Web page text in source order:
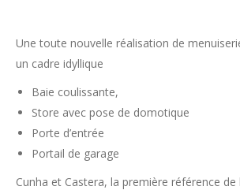
Une toute nouvelle réalisation de
un cadre idyllique
Baie coulissante,
Store avec pose de domotique
Porte d’entrée
Portail de garage
Cunha et Castera, la première référence